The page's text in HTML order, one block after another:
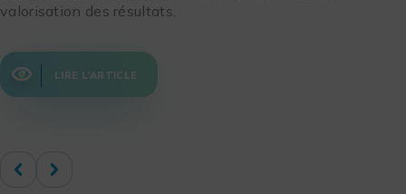
valorisation des résultats.
LIRE L’ARTICLE